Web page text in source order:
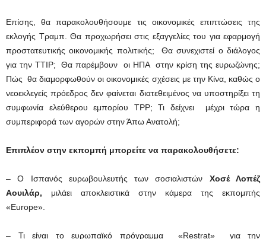
Επίσης, θα παρακολουθήσουμε τις οικονομικές επιπτώσεις της
εκλογής Τραμπ. Θα προχωρήσει στις εξαγγελίες του για εφαρμογή
προστατευτικής οικονομικής πολιτικής; Θα συνεχιστεί ο διάλογος
για την ΤΤΙP; Θα παρέμβουν οι ΗΠΑ στην κρίση της ευρωζώνης;
Πώς θα διαμορφωθούν οι οικονομικές σχέσεις με την Κίνα, καθώς ο
νεοεκλεγείς πρόεδρος δεν φαίνεται διατεθειμένος να υποστηρίξει τη
συμφωνία ελεύθερου εμπορίου ΤPP; Τι δείχνει μέχρι τώρα η
συμπεριφορά των αγορών στην Άπω Ανατολή;
Επιπλέον στην εκπομπή μπορείτε να παρακολουθήσετε:
– Ο Ισπανός ευρωβουλευτής των σοσιαλιστών Χοσέ Λοπέζ
Αουιλάρ, μιλάει αποκλειστικά στην κάμερα της εκπομπής
«Europe».
– Τι είναι το ευρωπαϊκό πρόγραμμα «Restrat» για την